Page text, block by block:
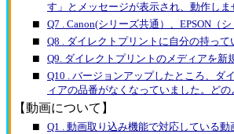
す」とメッセージが表示され、動作しま
■ Q7 . Canon(シリーズ共通）、EPSON（
■ Q8 . ダイレクトプリントに自分の持っ
■ Q9. ダイレクトプリントのメディアを新
■
Q10 . バージョンアップしたところ、ダ
ィアの品番がなくなっていました。ど
【動画について】
■
Q1 . 動画取り込み機能で対応している動